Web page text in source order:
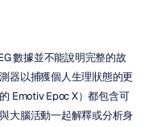
數據並不能說明完整的故
器以捕獲個人生理狀態的更
Emotiv Epoc X）都包含可
大腦活動一起解釋或分析身